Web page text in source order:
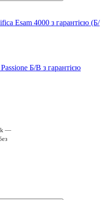
Esam 4000 з гарантією (Б/
—